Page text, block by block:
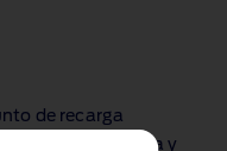
de recarga
punto de recarga y